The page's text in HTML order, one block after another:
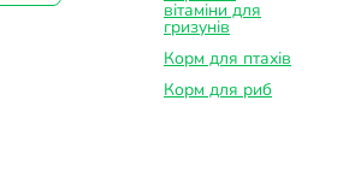
вітаміни для
гризунів
Корм для птахів
Корм для риб